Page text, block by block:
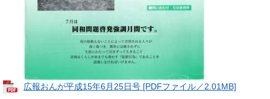
広報おんが平成15年6月25日号 [PDFファイル／2.01MB]